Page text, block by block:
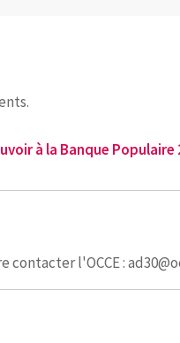
à la Banque Populaire
l'OCCE :